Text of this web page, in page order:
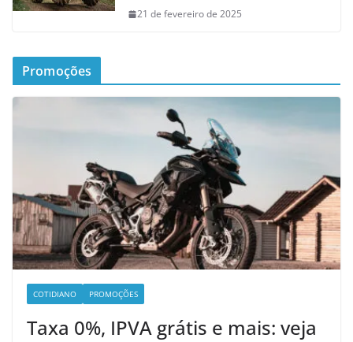
21 de fevereiro de 2025
Promoções
COTIDIANO PROMOÇÕES
Taxa 0%, IPVA grátis e mais: veja